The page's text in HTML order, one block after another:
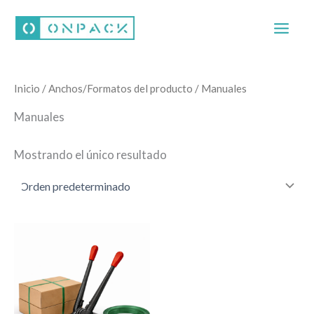
contenido
Inicio / Anchos/Formatos del producto / Manuales
Manuales
Mostrando el único resultado